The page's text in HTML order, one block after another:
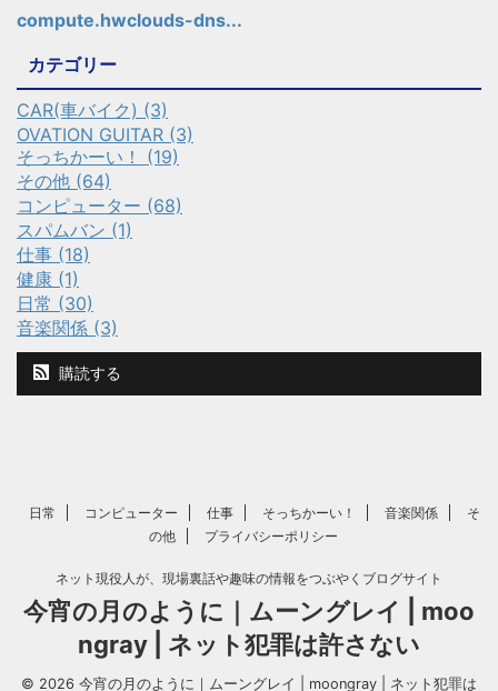
compute.hwclouds-dns...
カテゴリー
CAR(車バイク) (3)
OVATION GUITAR (3)
そっちかーい！ (19)
その他 (64)
コンピューター (68)
スパムバン (1)
仕事 (18)
健康 (1)
日常 (30)
音楽関係 (3)
購読する
日常 コンピューター 仕事 そっちかーい！ 音楽関係
そ
の他
プライバシーポリシー
ネット現役人が、現場裏話や趣味の情報をつぶやくブログサイト
今宵の月のように｜ムーングレイ | moo
ngray | ネット犯罪は許さない
© 2026 今宵の月のように｜ムーングレイ | moongray | ネット犯罪は